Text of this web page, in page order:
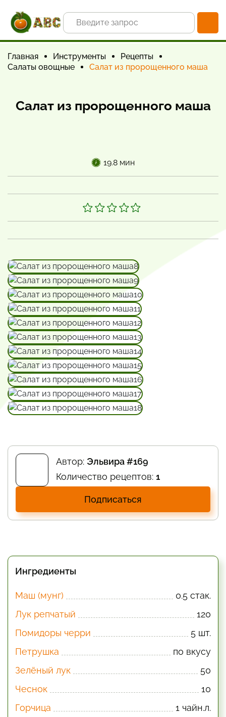
Главная Инструменты
Рецепты
Салаты овощные
Салат из пророщенного маша
Салат из пророщенного маша
19.8 мин
Автор: Эльвира #169
Количество рецептов: 1
Подписаться
Ингредиенты
Маш (мунг)
0.5 стак.
Лук репчатый
120
Помидоры черри
5 шт.
Петрушка
по вкусу
Зелёный лук
50
Чеснок
10
Горчица
1 чайн.л.